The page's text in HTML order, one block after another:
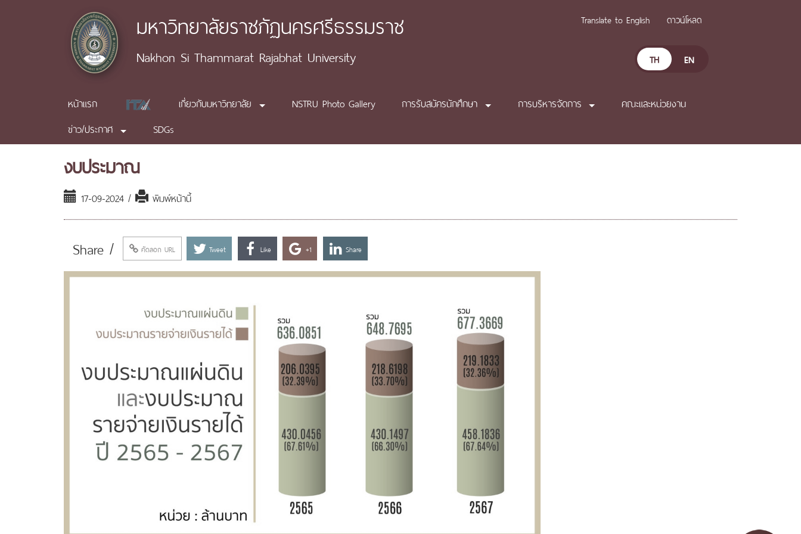
มหาวิทยาลัยราชภัฏนครศรีธรรมราช
Nakhon Si Thammarat Rajabhat University
Translate to English ดาวน์โหลด
TH EN
หน้าแรก เกี่ยวกับมหาวิทยาลัย NSTRU Photo Gallery การรับสมัครนักศึกษา การบริหารจัดการ
คณะและหน่วยงาน
ข่าว/ประกาศ
SDGs
งบประมาณ
17-09-2024 / พิมพ์หน้านี้
Share / คัดลอก URL Tweet Like +1 Share